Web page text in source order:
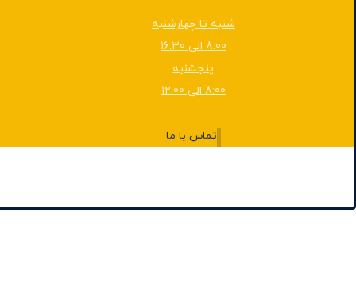
شنبه تا چهارشنبه
8:00 الی 16:30
پنجشنبه
8:00 الی 1۲:00
تماس با ما